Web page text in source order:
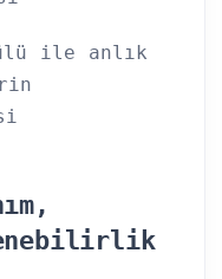
ile anlık